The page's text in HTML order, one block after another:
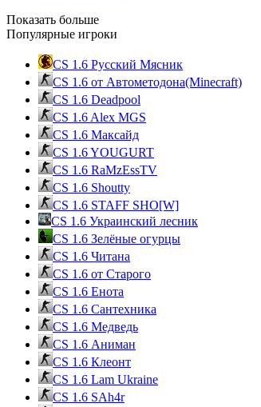
Показать больше
Популярные игроки
CS 1.6 Русский Мясник
CS 1.6 от Автометодона(Minecraft)
CS 1.6 Deadpool
CS 1.6 Alex MGS
CS 1.6 Максайд
CS 1.6 YOUGURT
CS 1.6 RaMzEssTV
CS 1.6 Shoutty
CS 1.6 STAFF SHO[W]
CS 1.6 Украинский лесник
CS 1.6 Зелёные огурцы
CS 1.6 Читана
CS 1.6 от Cтарого
CS 1.6 Енота
CS 1.6 Сантехника
CS 1.6 Медведь
CS 1.6 Аниман
CS 1.6 Клеонт
CS 1.6 Lam Ukraine
CS 1.6 SAh4r